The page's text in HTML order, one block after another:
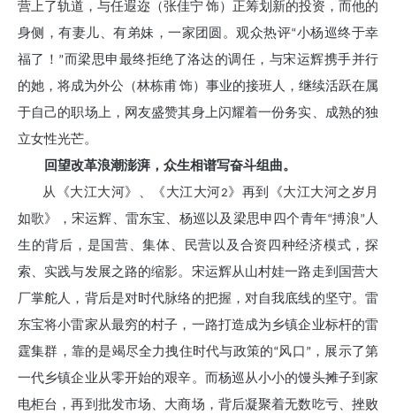
营上了轨道，与任遐迩（张佳宁 饰）正筹划新的投资，而他的
身侧，有妻儿、有弟妹，一家团圆。观众热评“小杨巡终于幸
福了！”而梁思申最终拒绝了洛达的调任，与宋运辉携手并行
的她，将成为外公（林栋甫 饰）事业的接班人，继续活跃在属
于自己的职场上，网友盛赞其身上闪耀着一份务实、成熟的独
立女性光芒。
回望改革浪潮澎湃，众生相谱写奋斗组曲。
从《大江大河》、《大江大河2》再到《大江大河之岁月
如歌》，宋运辉、雷东宝、杨巡以及梁思申四个青年“搏浪”人
生的背后，是国营、集体、民营以及合资四种经济模式，探
索、实践与发展之路的缩影。宋运辉从山村娃一路走到国营大
厂掌舵人，背后是对时代脉络的把握，对自我底线的坚守。雷
东宝将小雷家从最穷的村子，一路打造成为乡镇企业标杆的雷
霆集群，靠的是竭尽全力拽住时代与政策的“风口”，展示了第
一代乡镇企业从零开始的艰辛。而杨巡从小小的馒头摊子到家
电柜台，再到批发市场、大商场，背后凝聚着无数吃亏、挫败